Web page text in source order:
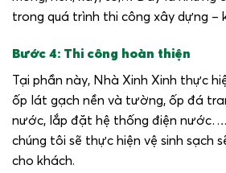
trong quá trình thi công xây dựng –
Bước 4: Thi công hoàn thiện
Tại phần này, Nhà Xinh Xinh thực
ốp lát gạch nền và tường, ốp đá
nước, lắp đặt hệ thống điện
chúng tôi sẽ thực hiện vệ sinh sạch
cho khách.